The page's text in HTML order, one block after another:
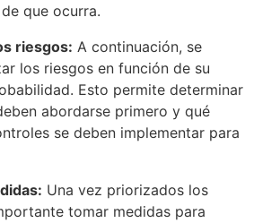
que ocurra.
riesgos: A continuación, se
los riesgos en función de su
Esto permite determinar
abordarse primero y qué
se deben implementar para
Una vez priorizados los
tomar medidas para